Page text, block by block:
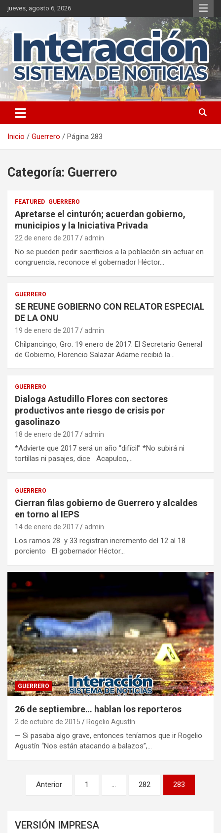
Saltar
al
jueves, agosto 6, 2026
Inicio Guerrero Página 283
Categoría: Guerrero
FEATURED GUERRERO
Apretarse el cinturón; acuerdan gobierno,
municipios y la Iniciativa Privada
22 de enero de 2017 admin
No se pueden pedir sacrificios a la población sin actuar en
congruencia, reconoce el gobernador Héctor…
GUERRERO
SE REUNE GOBIERNO CON RELATOR ESPECIAL
DE LA ONU
19 de enero de 2017 admin
Chilpancingo, Gro. 19 enero de 2017. El Secretario General
de Gobierno, Florencio Salazar Adame recibió la…
GUERRERO
Dialoga Astudillo Flores con sectores
productivos ante riesgo de crisis por
gasolinazo
18 de enero de 2017 admin
*Advierte que 2017 será un año “difícil” *No subirá ni
tortillas ni pasajes, dice Acapulco,…
GUERRERO
Cierran filas gobierno de Guerrero y alcaldes
en torno al IEPS
14 de enero de 2017 admin
Los ramos 28 y 33 registran incremento del 12 al 18
porciento El gobernador Héctor…
GUERRERO
26 de septiembre… hablan los reporteros
2 de octubre de 2015 Rogelio Agustín
— Si pasaba algo grave, entonces teníamos que ir Rogelio
Agustín “Nos están atacando a balazos”,…
Paginación
Anterior 1 … 282 283
VERSIÓN IMPRESA